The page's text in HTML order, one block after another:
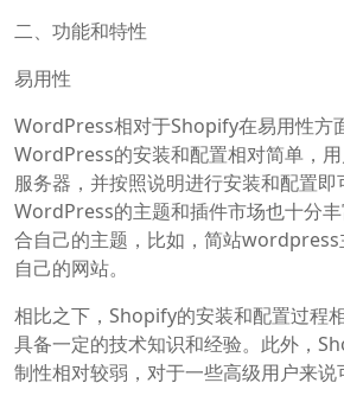
二、功能和特性
易用性
WordPress相对于Shopify在易用性方
WordPress的安装和配置相对简单，
服务器，并按照说明进行安装和配置即
WordPress的主题和插件市场也十分
合自己的主题，比如，简站wordpress
自己的网站。
相比之下，Shopify的安装和配置过程
具备一定的技术知识和经验。此外，
制性相对较弱，对于一些高级用户来说